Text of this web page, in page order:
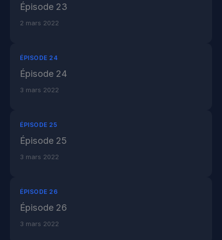
Épisode 23
2 mars 2022
ÉPISODE 24
Épisode 24
3 mars 2022
ÉPISODE 25
Épisode 25
3 mars 2022
ÉPISODE 26
Épisode 26
3 mars 2022